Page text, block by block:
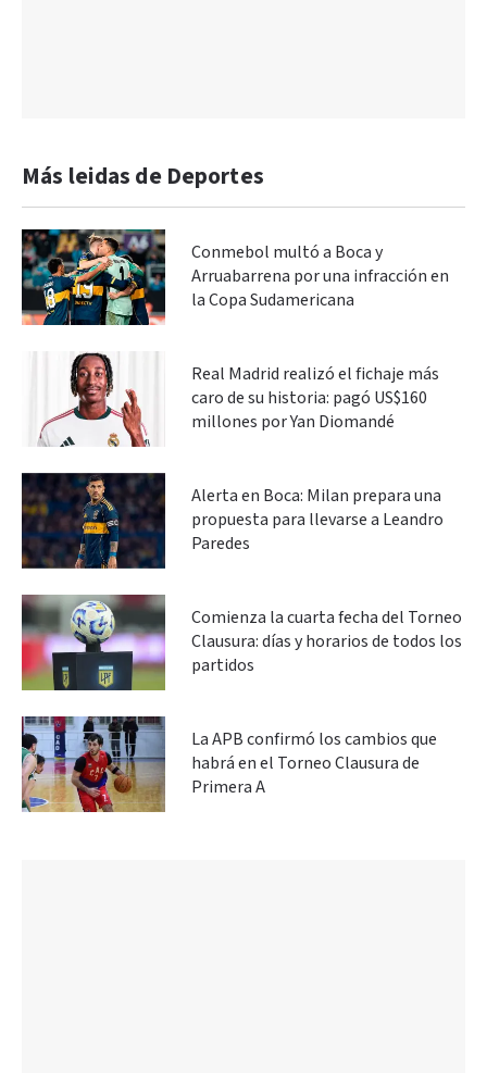
Más leidas de Deportes
Conmebol multó a Boca y
Arruabarrena por una infracción en
la Copa Sudamericana
Real Madrid realizó el fichaje más
caro de su historia: pagó US$160
millones por Yan Diomandé
Alerta en Boca: Milan prepara una
propuesta para llevarse a Leandro
Paredes
Comienza la cuarta fecha del Torneo
Clausura: días y horarios de todos los
partidos
La APB confirmó los cambios que
habrá en el Torneo Clausura de
Primera A